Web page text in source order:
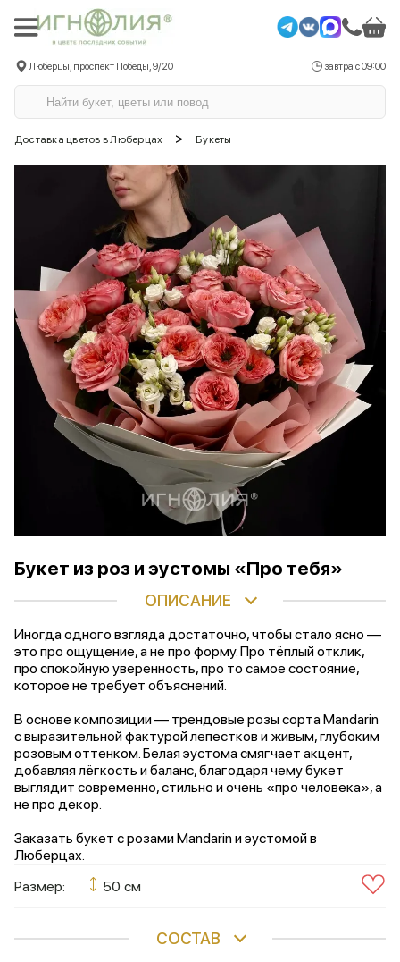
Люберцы, проспект Победы, 9/20 завтра с 09:00
Доставка цветов в Люберцах > Букеты
Букет из роз и эустомы «Про тебя»
ОПИСАНИЕ
Иногда одного взгляда достаточно, чтобы стало ясно —
это про ощущение, а не про форму. Про тёплый отклик,
про спокойную уверенность, про то самое состояние,
которое не требует объяснений.
В основе композиции — трендовые розы сорта Mandarin
с выразительной фактурой лепестков и живым, глубоким
розовым оттенком. Белая эустома смягчает акцент,
добавляя лёгкость и баланс, благодаря чему букет
выглядит современно, стильно и очень «про человека», а
не про декор.
Заказать букет с розами Mandarin и эустомой в
Люберцах.
Размер:
50 см
СОСТАВ